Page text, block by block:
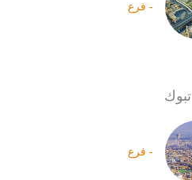
- فرع
تبوك
- فرع